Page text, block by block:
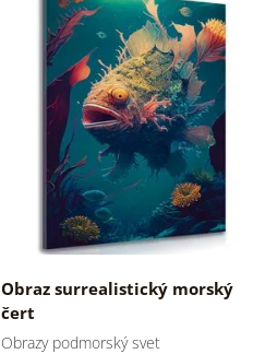
Obraz surrealistický morský
čert
Obrazy podmorský svet